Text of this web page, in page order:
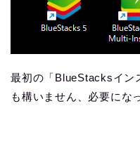
最初の「BlueStacksイン
も構いません、必要にな